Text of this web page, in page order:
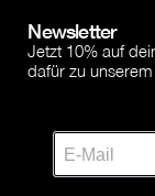
Newsletter
Jetzt 10% auf
dafür zu